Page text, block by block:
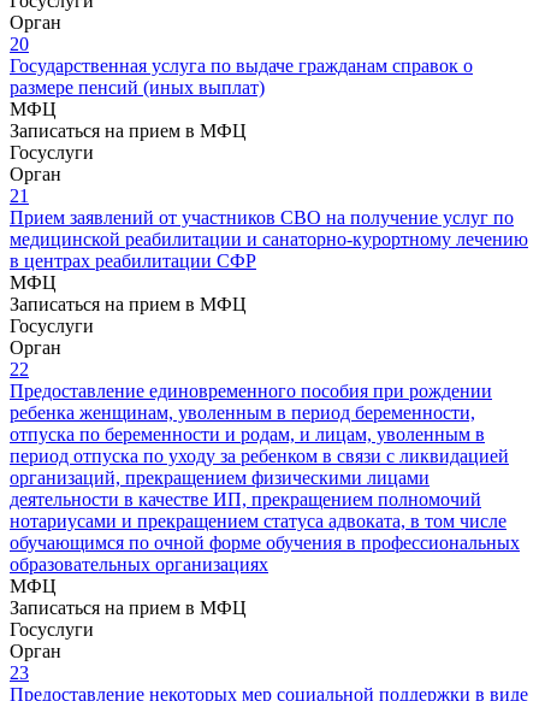
Орган
20
Государственная услуга по выдаче гражданам справок о
размере пенсий (иных выплат)
МФЦ
Записаться на прием в МФЦ
Госуслуги
Орган
21
Прием заявлений от участников СВО на получение услуг по
медицинской реабилитации и санаторно-курортному лечению
в центрах реабилитации СФР
МФЦ
Записаться на прием в МФЦ
Госуслуги
Орган
22
Предоставление единовременного пособия при рождении
ребенка женщинам, уволенным в период беременности,
отпуска по беременности и родам, и лицам, уволенным в
период отпуска по уходу за ребенком в связи с ликвидацией
организаций, прекращением физическими лицами
деятельности в качестве ИП, прекращением полномочий
нотариусами и прекращением статуса адвоката, в том числе
обучающимся по очной форме обучения в профессиональных
образовательных организациях
МФЦ
Записаться на прием в МФЦ
Госуслуги
Орган
23
Предоставление некоторых мер социальной поддержки в виде